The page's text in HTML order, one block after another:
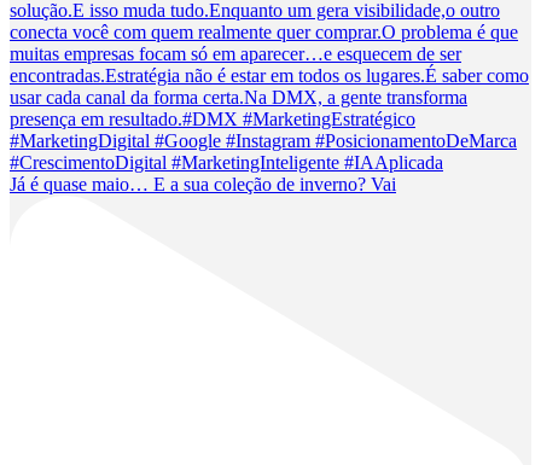
Já é quase maio… E a sua coleção de inverno? Vai